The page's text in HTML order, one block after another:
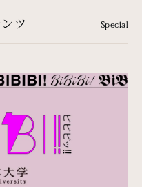
ツ Special